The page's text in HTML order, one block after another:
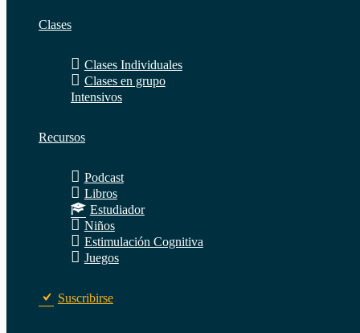
Clases
Clases Individuales
Clases en grupo
Intensivos
Recursos
Podcast
Libros
Estudiador
Niños
Estimulación Cognitiva
Juegos
Suscribirse